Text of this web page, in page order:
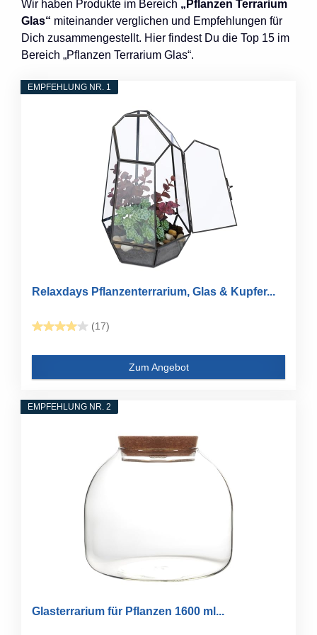
Wir haben Produkte im Bereich „Pflanzen Terrarium
Glas“ miteinander verglichen und Empfehlungen für
Dich zusammengestellt. Hier findest Du die Top 15 im
Bereich „Pflanzen Terrarium Glas“.
EMPFEHLUNG NR. 1
Relaxdays Pflanzenterrarium, Glas & Kupfer...
(17)
Zum Angebot
EMPFEHLUNG NR. 2
Glasterrarium für Pflanzen 1600 ml...